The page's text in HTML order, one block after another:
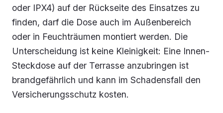
oder IPX4) auf der Rückseite des Einsatzes zu
finden, darf die Dose auch im Außenbereich
oder in Feuchträumen montiert werden. Die
Unterscheidung ist keine Kleinigkeit: Eine Innen-
Steckdose auf der Terrasse anzubringen ist
brandgefährlich und kann im Schadensfall den
Versicherungsschutz kosten.